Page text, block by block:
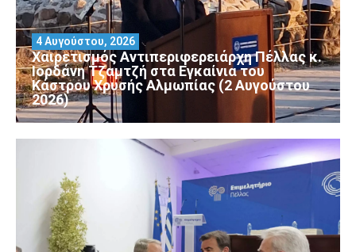
Χαιρετισμός Αντιπεριφερειάρχη Πέλλας κ.
Ιορδάνη Τζαμτζή στα Εγκαίνια του
Κάστρου Χρυσής Αλμωπίας (2 Αυγούστου
2026)
4 Αυγούστου, 2026